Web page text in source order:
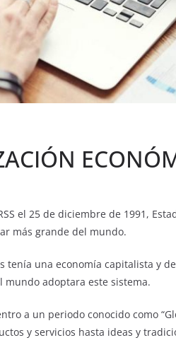
el 25 de diciembre de 1991,
más grande del mundo.
tenía una economía capitalista y
mundo adoptara este sistema.
a un periodo conocido como
y servicios hasta ideas y